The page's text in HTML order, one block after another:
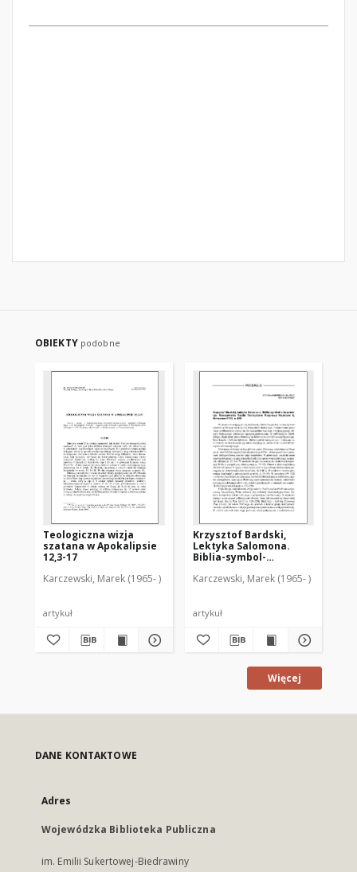
OBIEKTY podobne
Teologiczna wizja
szatana w Apokalipsie
12,3-17
Karczewski, Marek (1965- )
artykuł
Krzysztof Bardski,
Lektyka Salomona.
Biblia-symbol-
[recenzja]
Karczewski, Marek (1965- )
artykuł
Więcej
DANE KONTAKTOWE
Adres
Wojewódzka Biblioteka Publiczna
im. Emilii Sukertowej-Biedrawiny